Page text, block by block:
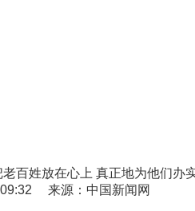
百姓放在心上 真正地为他们办
09:32 来源：中国新闻网